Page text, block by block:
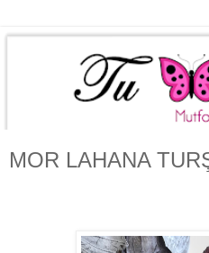
MOR LAHANA